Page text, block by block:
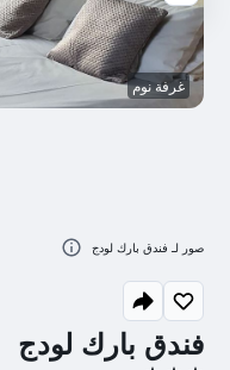
فندق بارك لودج
غرفة نوم
صور لـ فندق بارك لودج